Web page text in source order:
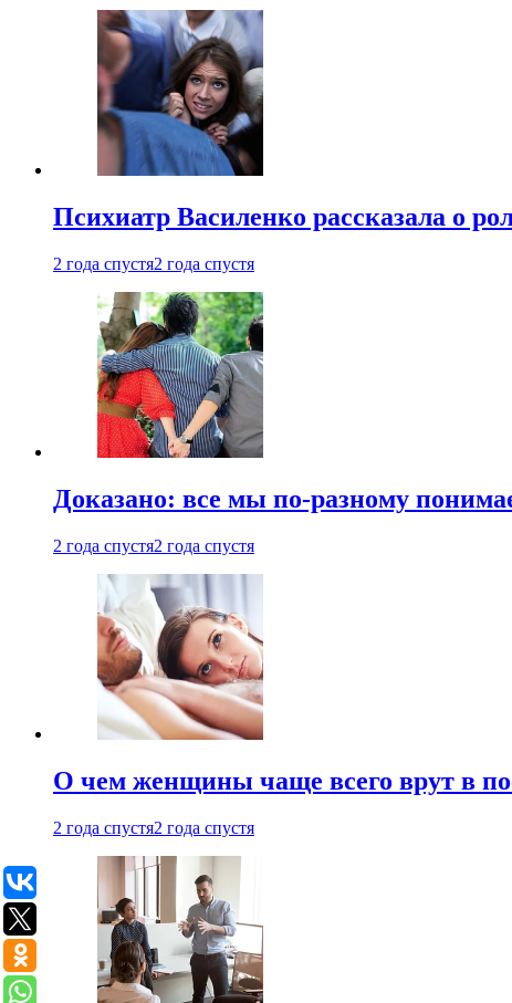
Психиатр Василенко рассказала о
2 года спустя2 года спустя
Доказано: все мы по-разному
2 года спустя2 года спустя
О чем женщины чаще всего врут в
2 года спустя2 года спустя